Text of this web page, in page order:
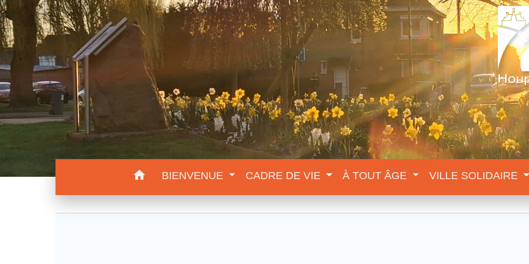
home BIENVENUE CADRE DE VIE À TOUT ÂGE VILLE SOLIDAIRE